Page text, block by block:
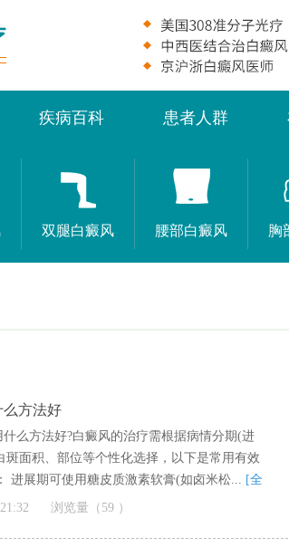
疾病百科 患者人群
双腿白癜风 腰部白癜风 胸
么方法好
什么方法好?白癜风的治疗需根据病情分期(进
斑面积、部位等个性化选择，以下是常用有效
进展期可使用糖皮质激素软膏(如卤米松... [全
浏览量（59 ）